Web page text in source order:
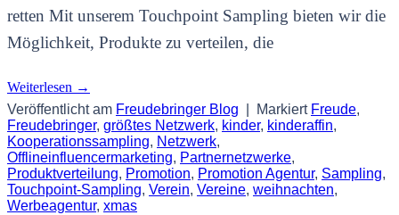
retten Mit unserem Touchpoint Sampling bieten wir die
Möglichkeit, Produkte zu verteilen, die
Weiterlesen →
Veröffentlicht am Freudebringer Blog Markiert Freude,
Freudebringer, größtes Netzwerk, kinder, kinderaffin,
Kooperationssampling, Netzwerk,
Offlineinfluencermarketing, Partnernetzwerke,
Produktverteilung, Promotion, Promotion Agentur, Sampling,
Touchpoint-Sampling, Verein, Vereine, weihnachten,
Werbeagentur, xmas